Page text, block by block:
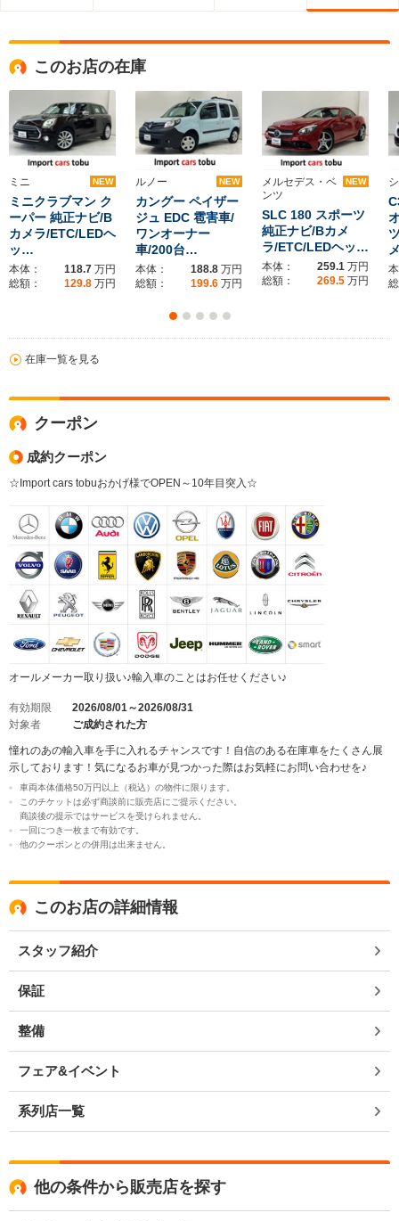
このお店の在庫
ミニ NEW
ミニクラブマン ク
ーパー 純正ナビ/B
カメラ/ETC/LEDヘ
ッ…
本体： 118.7 万円
総額：
129.8 万円
ルノー NEW
カングー ペイザー
ジュ EDC 雹害車/
ワンオーナー
車/200台…
本体： 188.8 万円
総額：
199.6 万円
メルセデス・ベ
ンツ
NEW
SLC 180 スポーツ
純正ナビ/Bカメ
ラ/ETC/LEDヘッ…
本体： 259.1 万円
総額：
269.5 万円
在庫一覧を見る
クーポン
成約クーポン
☆Import cars tobuおかげ様でOPEN～10年目突入☆
オールメーカー取り扱い♪輸入車のことはお任せください♪
有効期限
2026/08/01～2026/08/31
対象者
ご成約された方
憧れのあの輸入車を手に入れるチャンスです！自信のある在庫車をたくさん展
示しております！気になるお車が見つかった際はお気軽にお問い合わせを♪
車両本体価格50万円以上（税込）の物件に限ります。
このチケットは必ず商談前に販売店にご提示ください。
商談後の提示ではサービスを受けられません。
一回につき一枚まで有効です。
他のクーポンとの併用は出来ません。
このお店の詳細情報
スタッフ紹介
保証
整備
フェア&イベント
系列店一覧
他の条件から販売店を探す